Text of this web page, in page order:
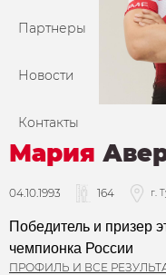
Мария
04.10.1993 164 г.
Победитель и призер
чемпионка России
ПРОФИЛЬ И ВСЕ
Партнеры
Новости
Контакты